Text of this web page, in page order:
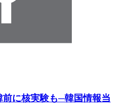
に核実験も─韓国情報当